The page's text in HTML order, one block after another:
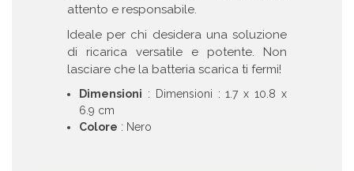
attento e responsabile.
Ideale per chi desidera una soluzione
di ricarica versatile e potente. Non
lasciare che la batteria scarica ti fermi!
Dimensioni : Dimensioni : 1.7 x 10.8 x
6.9 cm
Colore : Nero